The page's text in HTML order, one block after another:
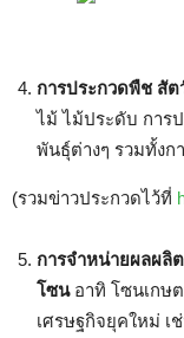
การประกวดพืช สัต
ไม้ ไม้ประดับ การ
พันธุ์ต่างๆ รวมทั้งก
(รวมข่าวประกวดไว้ที่
การจำหน่ายผลผลิ
โซนอาทิ โซนเกษ
เศรษฐกิจยุคใหม่